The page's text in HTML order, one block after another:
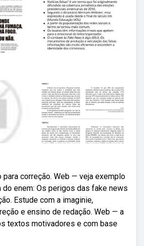
para correção. Web — veja exemplo
do enem: Os perigos das fake news
Estude com a imaginie,
e ensino de redação. Web — a
textos motivadores e com base